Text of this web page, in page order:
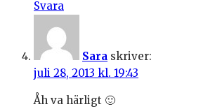
Svara
Sara skriver:
juli 28, 2013 kl. 19:43
Åh va härligt 🙂